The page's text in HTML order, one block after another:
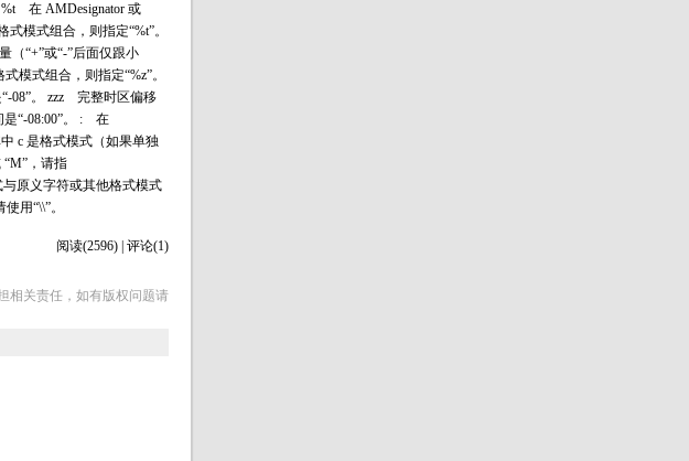
在 AMDesignator 或
模式组合，则指定“%t”。
（“+”或“-”后面仅跟小
模式组合，则指定“%z”。
08”。 zzz 完整时区偏移
是“-08:00”。 : 在
c 是格式模式（如果单独
“M”，请指
与原义字符或其他格式模式
用“\\”。
阅读(2596) | 评论(1)
相关责任，如有版权问题请